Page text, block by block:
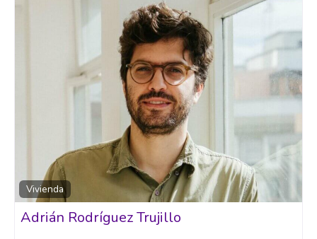
Vivienda
Adrián Rodríguez Trujillo